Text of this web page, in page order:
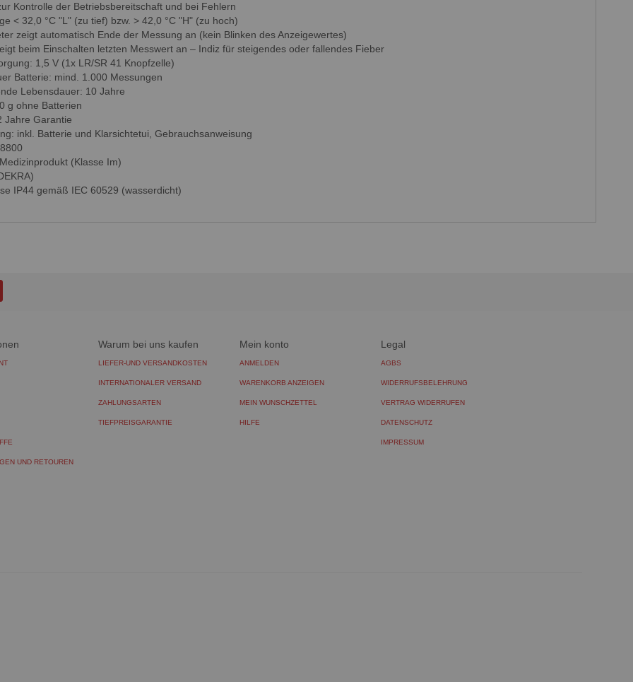
zur Kontrolle der Betriebsbereitschaft und bei Fehlern
< 32,0 °C "L" (zu tief) bzw. > 42,0 °C "H" (zu hoch)
zeigt automatisch Ende der Messung an (kein Blinken des Anzeigewertes)
beim Einschalten letzten Messwert an – Indiz für steigendes oder fallendes Fieber
1,5 V (1x LR/SR 41 Knopfzelle)
Batterie: mind. 1.000 Messungen
Lebensdauer: 10 Jahre
g ohne Batterien
Jahre Garantie
inkl. Batterie und Klarsichtetui, Gebrauchsanweisung
Medizinprodukt (Klasse Im)
IP44 gemäß IEC 60529 (wasserdicht)
UND RETOUREN
Warum bei uns kaufen
LIEFER-UND VERSANDKOSTEN
INTERNATIONALER VERSAND
ZAHLUNGSARTEN
TIEFPREISGARANTIE
Mein konto
ANMELDEN
WARENKORB ANZEIGEN
MEIN WUNSCHZETTEL
HILFE
Legal
AGBS
WIDERRUFSBELEHRUNG
VERTRAG WIDERRUFEN
DATENSCHUTZ
IMPRESSUM